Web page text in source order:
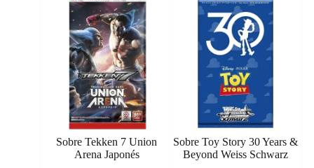
69,95 €.
59,95 €.
11,95 €.
9,95 €.
Sobre Tekken 7 Union
Arena Japonés
Sobre Toy Story 30 Years &
Beyond Weiss Schwarz